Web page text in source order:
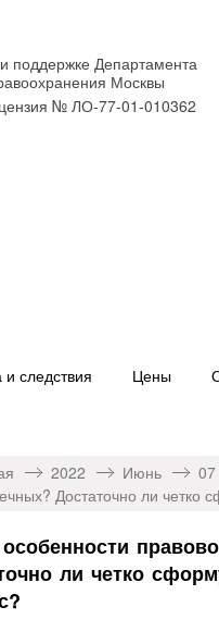
поддержке Департамента
Москвы
№ ЛО-77-01-010362
следствия Цены
2022 Июнь 07
Достаточно ли
ли четко